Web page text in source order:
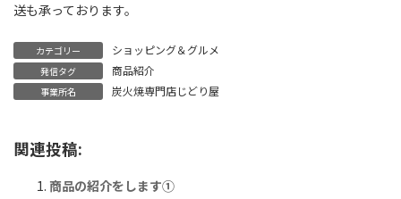
送も承っております。
カテゴリー ショッピング＆グルメ
発信タグ 商品紹介
事業所名 炭火焼専門店じどり屋
関連投稿:
商品の紹介をします①